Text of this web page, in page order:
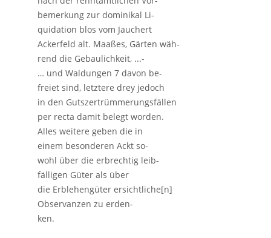
bemerkung zur dominikal Li-
quidation blos vom Jauchert
Ackerfeld alt. Maaßes, Gärten wäh-
rend die Gebaulichkeit, ...-
… und Waldungen 7 davon be-
freiet sind, letztere drey jedoch
in den Gutszertrümmerungsfällen
per recta damit belegt worden.
Alles weitere geben die in
einem besonderen Ackt so-
wohl über die erbrechtig leib-
fälligen Güter als über
die Erblehengüter ersichtliche[n]
Observanzen zu erden-
ken.